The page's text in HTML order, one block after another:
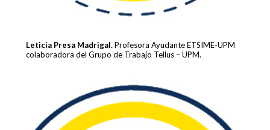
Leticia Presa Madrigal.Profesora Ayudante ETSIME-UPM
colaboradora del Grupo de Trabajo Tellus – UPM.